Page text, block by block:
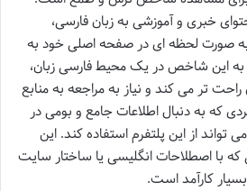
خبری و آموزشی به زبان فارسی،
صورت لحظه ای در صفحه اصلی خود به
این شاخص در یک محیط فارسی زبان،
راحت تر می کند و نیاز به مراجعه به منابع
که به دنبال اطلاعات جامع و بومی در
تواند از این پلتفرم استفاده کند. این
با اصطلاحات انگلیسی یا ساختار سایت
کارآمد است.